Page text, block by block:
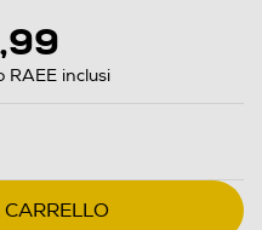
RAEE inclusi